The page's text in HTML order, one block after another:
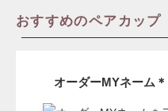
おすすめのペアカップ
オーダーMYネーム